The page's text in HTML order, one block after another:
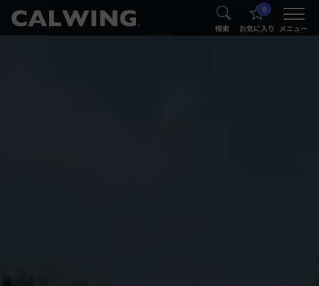
® 検索
0
お気に入り メニュー
®